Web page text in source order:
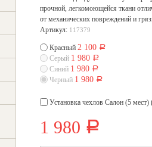
прочной, легкомоющейся ткани
от механических повреждений и
Артикул: 117379
Красный 2 100 Р
Серый 1 980 Р
Синий 1 980 Р
Черный 1 980 Р
Установка чехлов Салон (5 мест)
1 980 Р